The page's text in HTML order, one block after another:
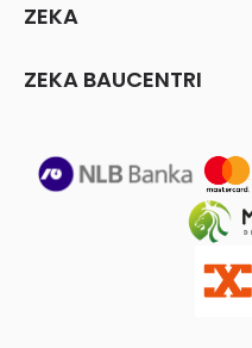
ZEKA
ZEKA BAUCENTRI